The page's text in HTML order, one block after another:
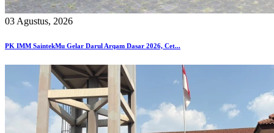
03 Agustus, 2026
PK IMM SaintekMu Gelar Darul Arqam Dasar 2026, Cet...